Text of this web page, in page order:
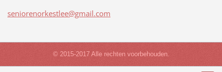
seniorenorkestlee@gmail.com
© 2015-2017 Alle rechten voorbehouden.